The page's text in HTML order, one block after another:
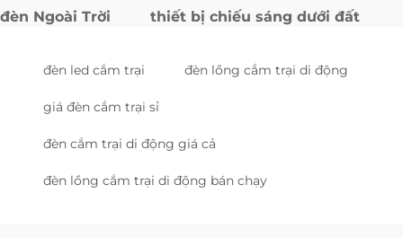
đèn Ngoài Trời thiết bị chiếu sáng dưới đất
đèn led cắm trại đèn lồng cắm trại di động
giá đèn cắm trại sỉ
đèn cắm trại di động giá cả
đèn lồng cắm trại di động bán chạy